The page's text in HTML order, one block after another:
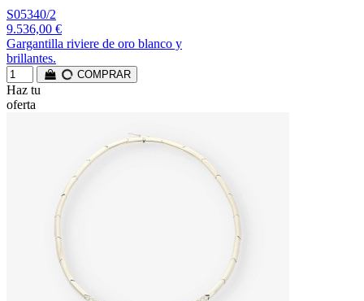
S05340/2
9.536,00 €
Gargantilla riviere de oro blanco y
brillantes.
COMPRAR
Haz tu
oferta